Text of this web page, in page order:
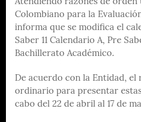
Atendiendo razones de
Colombiano para la
informa que se modifica el
Saber 11 Calendario A, Pre
Bachillerato Académico.
De acuerdo con la Entidad, el
ordinario para presentar
cabo del 22 de abril al 17 de